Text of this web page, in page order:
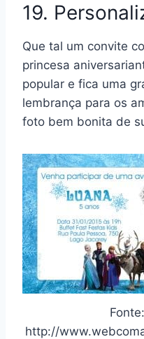
19.
Que tal um convite
princesa
popular e fica uma
lembrança para os
foto bem bonita de
Fonte:
http://